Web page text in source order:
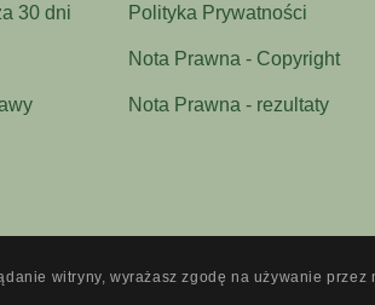
30 dni Polityka Prywatności
Nota Prawna - Copyright
Nota Prawna - rezultaty
witryny, wyrażasz zgodę na używanie przez